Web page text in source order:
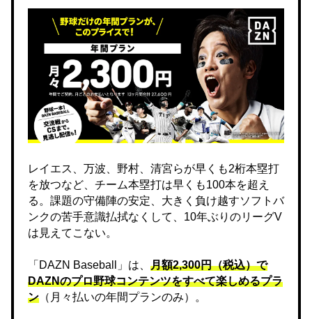
レイエス、万波、野村、清宮らが早くも2桁本塁打
を放つなど、チーム本塁打は早くも100本を超え
る。課題の守備陣の安定、大きく負け越すソフトバ
ンクの苦手意識払拭なくして、10年ぶりのリーグV
は見えてこない。
「DAZN Baseball」は、 月額2,300円（税込）で
DAZNのプロ野球コンテンツをすべて楽しめるプラ
ン （月々払いの年間プランのみ）。